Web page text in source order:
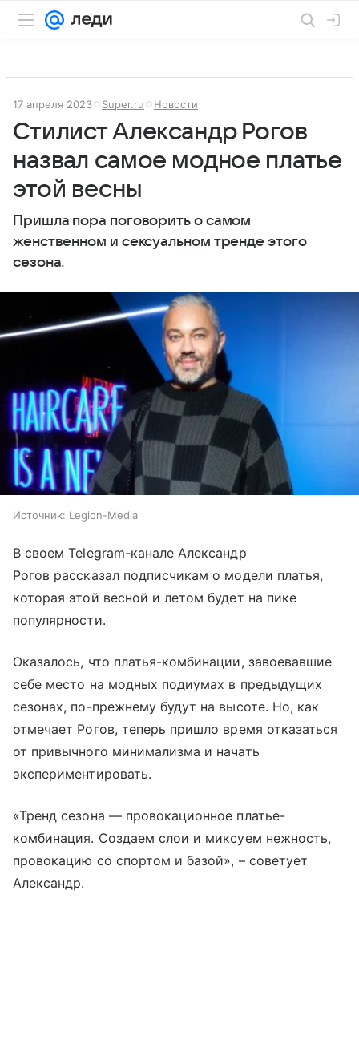
17 апреля 2023 Super.ru Новости
Стилист Александр Рогов
назвал самое модное платье
этой весны
Пришла пора поговорить о самом
женственном и сексуальном тренде этого
сезона.
Источник: Legion-Media
В своем Telegram-канале Александр
Рогов рассказал подписчикам о модели платья,
которая этой весной и летом будет на пике
популярности.
Оказалось, что платья-комбинации, завоевавшие
себе место на модных подиумах в предыдущих
сезонах, по-прежнему будут на высоте. Но, как
отмечает Рогов, теперь пришло время отказаться
от привычного минимализма и начать
экспериментировать.
«Тренд сезона — провокационное платье-
комбинация. Создаем слои и миксуем нежность,
провокацию со спортом и базой», –советует
Александр.